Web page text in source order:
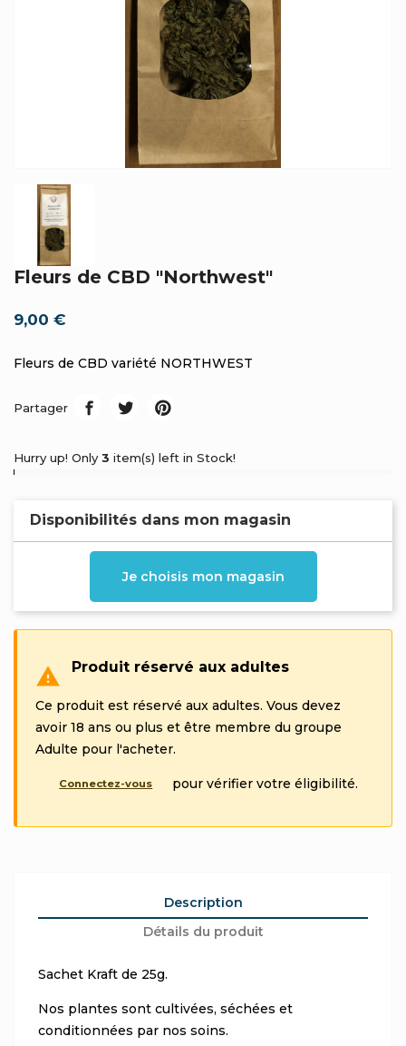
Fleurs de CBD "Northwest"
9,00 €
Fleurs de CBD variété NORTHWEST
Partager
Hurry up! Only3 item(s) left in Stock!
Disponibilités dans mon magasin
Je choisis mon magasin
 Produit réservé aux adultes
Ce produit est réservé aux adultes. Vous devez
avoir 18 ans ou plus et être membre du groupe
Adulte pour l'acheter.
Connectez-vous pour vérifier votre éligibilité.
Description
Détails du produit
Sachet Kraft de 25g.
Nos plantes sont cultivées, séchées et
conditionnées par nos soins.